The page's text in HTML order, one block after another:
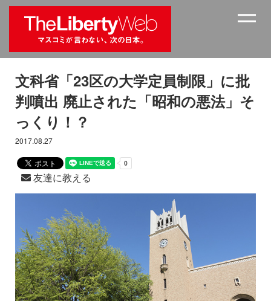
文科省「23区の大学定員制限」に批
判噴出 廃止された「昭和の悪法」そ
っくり！？
2017.08.27
友達に教える